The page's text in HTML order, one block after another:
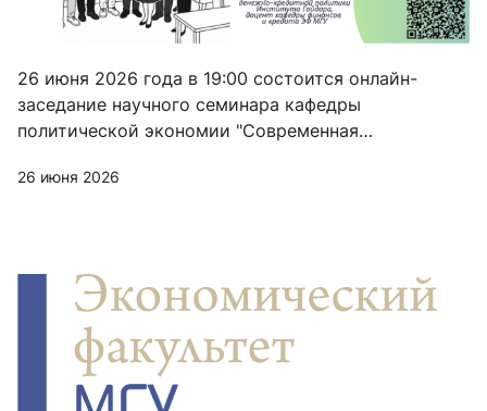
26 июня 2026 года в 19:00 состоится онлайн-
заседание научного семинара кафедры
политической экономии "Современная
26 июня 2026